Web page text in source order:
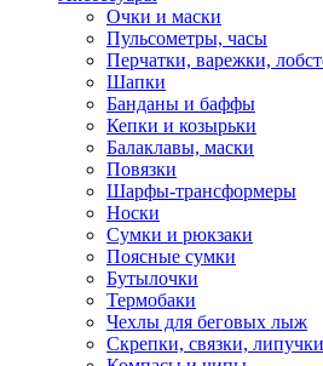
Очки и маски
Пульсометры, часы
Перчатки, варежки,
Шапки
Банданы и баффы
Кепки и козырьки
Балаклавы, маски
Повязки
Шарфы-трансформеры
Носки
Сумки и рюкзаки
Поясные сумки
Бутылочки
Термобаки
Чехлы для беговых лыж
Скрепки, связки, липучки